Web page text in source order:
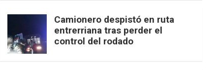
Camionero despistó en ruta
entrerriana tras perder el
control del rodado